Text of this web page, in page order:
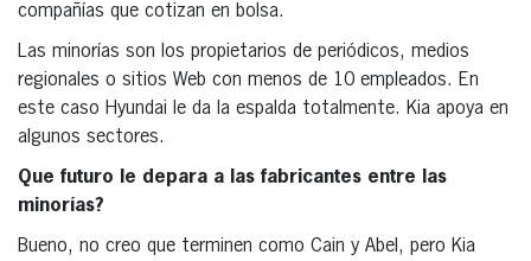
compañías que cotizan en bolsa.
Las minorías son los propietarios de periódicos, medios
regionales o sitios Web con menos de 10 empleados. En
este caso Hyundai le da la espalda totalmente. Kia apoya en
algunos sectores.
Que futuro le depara a las fabricantes entre las
minorías?
Bueno, no creo que terminen como Cain y Abel, pero Kia